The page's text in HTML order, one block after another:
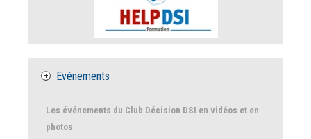
Evénements
Les événements du Club Décision DSI en vidéos et en
photos